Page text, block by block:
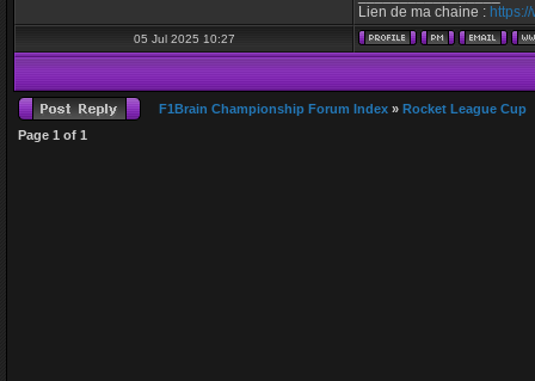
Lien de ma chaine :
05 Jul 2025 10:27
F1Brain Championship Forum Index » Rocket League Cup
Page 1 of 1